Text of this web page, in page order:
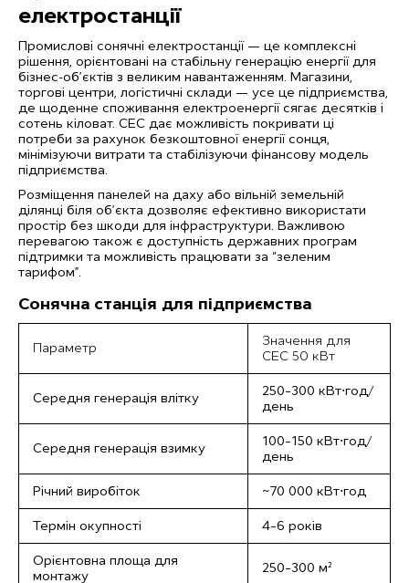
електростанції
Промислові сонячні електростанції — це комплексні
рішення, орієнтовані на стабільну генерацію енергії для
бізнес-об’єктів з великим навантаженням. Магазини,
торгові центри, логістичні склади — усе це підприємства,
де щоденне споживання електроенергії сягає десятків і
сотень кіловат. СЕС дає можливість покривати ці
потреби за рахунок безкоштовної енергії сонця,
мінімізуючи витрати та стабілізуючи фінансову модель
підприємства.
Розміщення панелей на даху або вільній земельній
ділянці біля об’єкта дозволяє ефективно використати
простір без шкоди для інфраструктури. Важливою
перевагою також є доступність державних програм
підтримки та можливість працювати за “зеленим
тарифом”.
Сонячна станція для підприємства
Параметр
Значення для
СЕС 50 кВт
Середня генерація влітку
250–300 кВт⋅год/
день
Середня генерація взимку
100–150 кВт⋅год/
день
Річний виробіток ~70 000 кВт⋅год
Термін окупності 4–6 років
Орієнтовна площа для
монтажу
250–300 м²